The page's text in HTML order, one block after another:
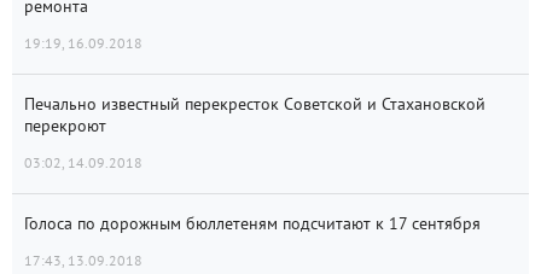
ремонта
19:19, 16.09.2018
Печально известный перекресток Советской и Стахановской
перекроют
03:02, 14.09.2018
Голоса по дорожным бюллетеням подсчитают к 17 сентября
17:43, 13.09.2018